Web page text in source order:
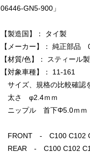
06446-GN5-900」
【製造国】： タイ製
【メーカー】： 純正部品
【材質/色】： スティール
【対象車種】： 11-161
サイズ、規格の比較確認
太さ φ2.4ｍｍ
ニップル 首下Φ5.0ｍｍ
FRONT - C100 C102
REAR - C100 C102